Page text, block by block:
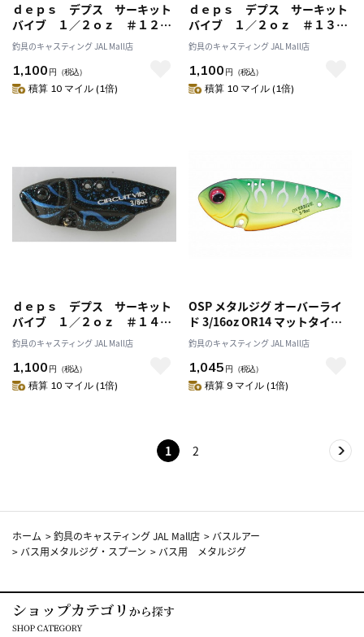
ｄｅｐｓ デプス サーキット
バイブ １／２ｏｚ ＃１２ピ
ンクバック
釣具のキャスティング JAL Mall店
1,100 円 （税込）
積算 10 マイル (1倍)
ｄｅｐｓ デプス サーキット
バイブ １／２ｏｚ ＃１３ニ
ホンザリガニ
釣具のキャスティング JAL Mall店
1,100 円 （税込）
積算 10 マイル (1倍)
ｄｅｐｓ デプス サーキット
バイブ １／２ｏｚ ＃１４ブ
ルーバッククロー
釣具のキャスティング JAL Mall店
1,100 円 （税込）
積算 10 マイル (1倍)
OSP メタルジグ オーバーライ
ド 3/16oz OR14 マットタイガ
ー
釣具のキャスティング JAL Mall店
1,045 円 （税込）
積算 9 マイル (1倍)
1 2
ホーム >釣具のキャスティング JAL Mall店 > バスルアー
> バス用メタルジグ・スプーン > バス用 メタルジグ